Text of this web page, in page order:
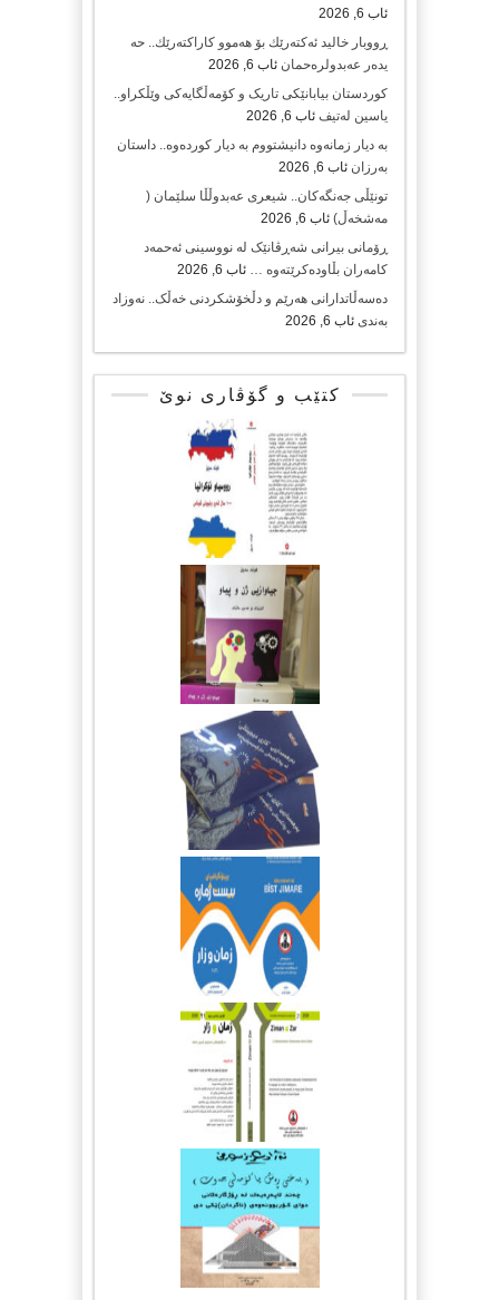
ئاب 6, 2026
ڕووبار خالید ئەكتەرێك بۆ هەموو كاراكتەرێك.. حه
یدەر عەبدولرەحمان ئاب 6, 2026
کوردستان بیابانێکی تاریک و کۆمەڵگایەکی وێڵکراو..
یاسین لەتیف ئاب 6, 2026
بە دیار زمانەوە دانیشتووم بە دیار کوردەوە.. داستان
بەرزان ئاب 6, 2026
تونێڵی جەنگەکان.. شیعری عەبدوڵڵا سلێمان (
مەشخەڵ) ئاب 6, 2026
ڕۆمانی بیرانی شەڕڤانێک لە نووسینی ئەحمەد
کامەران بڵاودەکرێتەوە … ئاب 6, 2026
دەسەڵاتدارانی هەرێم و دڵخۆشکردنی خەڵک.. نەوزاد
بەندی ئاب 6, 2026
کتێب و گۆڤاری نوێ